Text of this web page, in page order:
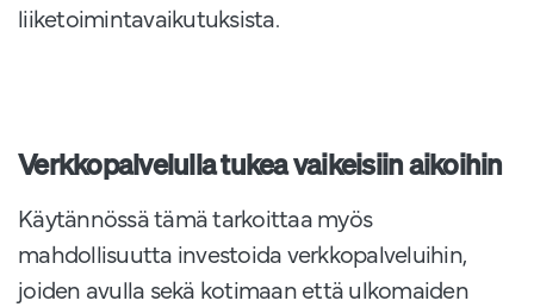
liiketoimintavaikutuksista.
Verkkopalvelulla tukea vaikeisiin aikoihin
Käytännössä tämä tarkoittaa myös
mahdollisuutta investoida verkkopalveluihin,
joiden avulla sekä kotimaan että ulkomaiden